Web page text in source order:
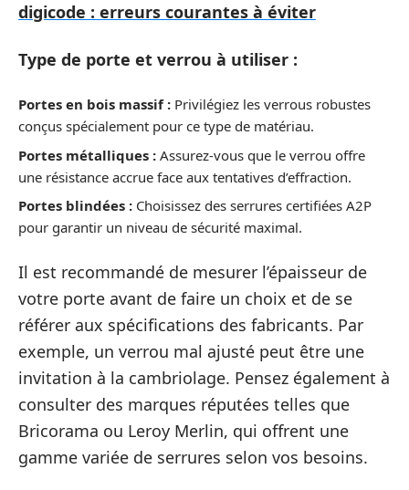
digicode : erreurs courantes à éviter
Type de porte et verrou à utiliser :
Portes en bois massif : Privilégiez les verrous robustes
conçus spécialement pour ce type de matériau.
Portes métalliques : Assurez-vous que le verrou offre
une résistance accrue face aux tentatives d’effraction.
Portes blindées : Choisissez des serrures certifiées A2P
pour garantir un niveau de sécurité maximal.
Il est recommandé de mesurer l’épaisseur de
votre porte avant de faire un choix et de se
référer aux spécifications des fabricants. Par
exemple, un verrou mal ajusté peut être une
invitation à la cambriolage. Pensez également à
consulter des marques réputées telles que
Bricorama ou Leroy Merlin, qui offrent une
gamme variée de serrures selon vos besoins.